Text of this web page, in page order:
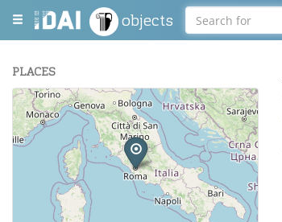
objects
PLACES
+
−